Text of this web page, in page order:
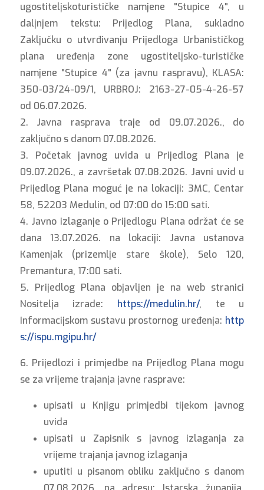
ugostiteljskoturističke namjene "Stupice 4", u
daljnjem tekstu: Prijedlog Plana, sukladno
Zaključku o utvrđivanju Prijedloga Urbanističkog
plana uređenja zone ugostiteljsko-turističke
namjene "Stupice 4" (za javnu raspravu), KLASA:
350-03/24-09/1, URBROJ: 2163-27-05-4-26-57
od 06.07.2026.
2. Javna rasprava traje od 09.07.2026., do
zaključno s danom 07.08.2026.
3. Početak javnog uvida u Prijedlog Plana je
09.07.2026., a završetak 07.08.2026. Javni uvid u
Prijedlog Plana moguć je na lokaciji: 3MC, Centar
58, 52203 Medulin, od 07:00 do 15:00 sati.
4. Javno izlaganje o Prijedlogu Plana održat će se
dana 13.07.2026. na lokaciji: Javna ustanova
Kamenjak (prizemlje stare škole), Selo 120,
Premantura, 17:00 sati.
5. Prijedlog Plana objavljen je na web stranici
Nositelja izrade: https://medulin.hr/, te u
Informacijskom sustavu prostornog uređenja: http
s://ispu.mgipu.hr/
6. Prijedlozi i primjedbe na Prijedlog Plana mogu
se za vrijeme trajanja javne rasprave:
upisati u Knjigu primjedbi tijekom javnog
uvida
upisati u Zapisnik s javnog izlaganja za
vrijeme trajanja javnog izlaganja
uputiti u pisanom obliku zaključno s danom